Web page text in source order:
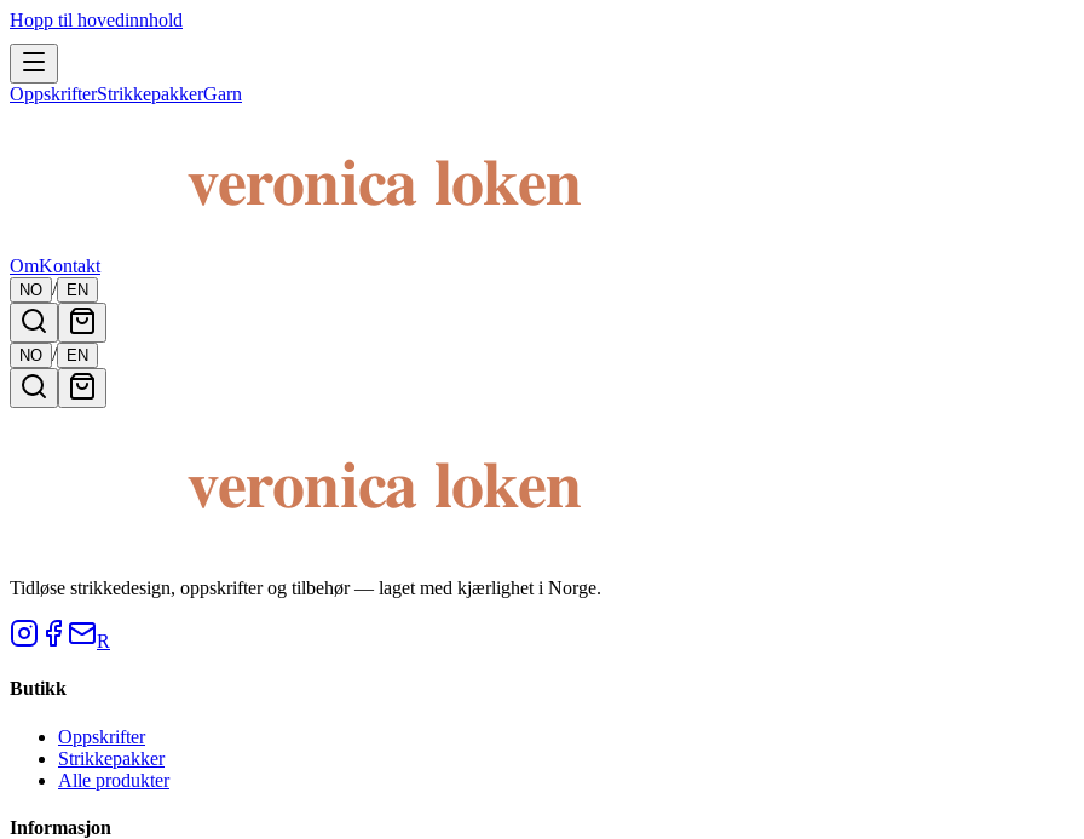
Hopp til hovedinnhold
OppskrifterStrikkepakkerGarn
OmKontakt
NO / EN
NO / EN
Tidløse strikkedesign, oppskrifter og tilbehør — laget med kjærlighet i Norge.
R
Butikk
Oppskrifter
Strikkepakker
Alle produkter
Informasjon